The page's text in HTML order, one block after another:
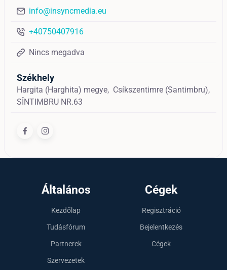
info@insyncmedia.eu
+40750407916
Nincs megadva
Székhely
Hargita (Harghita) megye, Csíkszentimre (Santimbru),
SÎNTIMBRU NR.63
Általános
Kezdőlap
Tudásfórum
Partnerek
Szervezetek
Cégek
Regisztráció
Bejelentkezés
Cégek